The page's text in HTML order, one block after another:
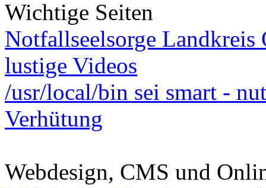
Wichtige Seiten
Notfallseelsorge Landkreis
lustige Videos
/usr/local/bin sei smart -
Verhütung
Webdesign, CMS und